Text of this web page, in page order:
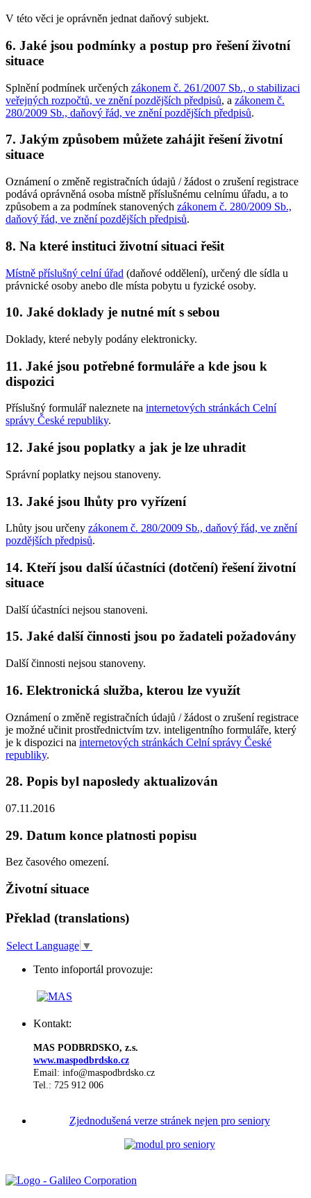
V této věci je oprávněn jednat daňový subjekt.
6. Jaké jsou podmínky a postup pro řešení životní
situace
Splnění podmínek určených zákonem č. 261/2007 Sb., o stabilizaci
veřejných rozpočtů, ve znění pozdějších předpisů, a zákonem č.
280/2009 Sb., daňový řád, ve znění pozdějších předpisů.
7. Jakým způsobem můžete zahájit řešení životní
situace
Oznámení o změně registračních údajů / žádost o zrušení registrace
podává oprávněná osoba místně příslušnému celnímu úřadu, a to
způsobem a za podmínek stanovených zákonem č. 280/2009 Sb.,
daňový řád, ve znění pozdějších předpisů.
8. Na které instituci životní situaci řešit
Místně příslušný celní úřad (daňové oddělení), určený dle sídla u
právnické osoby anebo dle místa pobytu u fyzické osoby.
10. Jaké doklady je nutné mít s sebou
Doklady, které nebyly podány elektronicky.
11. Jaké jsou potřebné formuláře a kde jsou k
dispozici
Příslušný formulář naleznete na internetových stránkách Celní
správy České republiky.
12. Jaké jsou poplatky a jak je lze uhradit
Správní poplatky nejsou stanoveny.
13. Jaké jsou lhůty pro vyřízení
Lhůty jsou určeny zákonem č. 280/2009 Sb., daňový řád, ve znění
pozdějších předpisů.
14. Kteří jsou další účastníci (dotčení) řešení životní
situace
Další účastníci nejsou stanoveni.
15. Jaké další činnosti jsou po žadateli požadovány
Další činnosti nejsou stanoveny.
16. Elektronická služba, kterou lze využít
Oznámení o změně registračních údajů / žádost o zrušení registrace
je možné učinit prostřednictvím tzv. inteligentního formuláře, který
je k dispozici na internetových stránkách Celní správy České
republiky.
28. Popis byl naposledy aktualizován
07.11.2016
29. Datum konce platnosti popisu
Bez časového omezení.
Životní situace
Překlad (translations)
Select Language ▼
Tento infoportál provozuje:
Kontakt:
MAS PODBRDSKO, z.s.
www.maspodbrdsko.cz
Email: info@maspodbrdsko.cz
Tel.: 725 912 006
Zjednodušená verze stránek nejen pro seniory